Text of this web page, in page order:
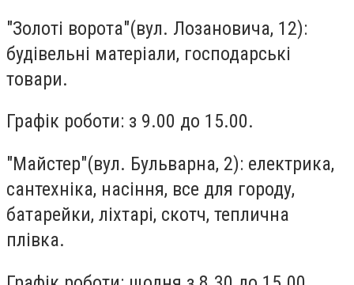
"Золоті ворота"(вул. Лозановича, 12):
будівельні матеріали, господарські
товари.
Графік роботи: з 9.00 до 15.00.
"Майстер"(вул. Бульварна, 2): електрика,
сантехніка, насіння, все для городу,
батарейки, ліхтарі, скотч, теплична
плівка.